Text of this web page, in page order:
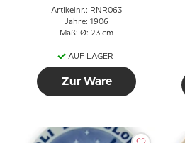
SPIRITUS VERITAS EST
Artikelnr.: RNR063
Jahre: 1906
Maß: Ø: 23 cm
AUF LAGER
Zur Ware